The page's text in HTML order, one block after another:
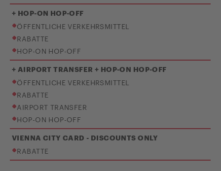
+ HOP-ON HOP-OFF
ÖFFENTLICHE VERKEHRSMITTEL
RABATTE
HOP-ON HOP-OFF
+ AIRPORT TRANSFER + HOP-ON HOP-OFF
ÖFFENTLICHE VERKEHRSMITTEL
RABATTE
AIRPORT TRANSFER
HOP-ON HOP-OFF
VIENNA CITY CARD - DISCOUNTS ONLY
RABATTE